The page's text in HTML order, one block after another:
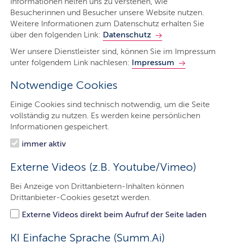
Besucherinnen und Besucher unsere Website nutzen.
Weitere Informationen zum Datenschutz erhalten Sie
über den folgenden Link: Datenschutz
Wer unsere Dienstleister sind, können Sie im Impressum
unter folgendem Link nachlesen: Impressum
Notwendige Cookies
Einige Cookies sind technisch notwendig, um die Seite
vollständig zu nutzen. Es werden keine persönlichen
Informationen gespeichert.
immer aktiv
Externe Videos (z.B. Youtube/Vimeo)
Bei Anzeige von Drittanbietern-Inhalten können
Drittanbieter-Cookies gesetzt werden.
Externe Videos direkt beim Aufruf der Seite laden
KI Einfache Sprache (Summ.Ai)
Start
Barrierefreiheit
Impressum
Kontakt
Transparenzportal
Wir fördern Transparenz und Innovation durch
Veröffentlichung schleswig-holsteinischer Daten in
offenen, freien und wiederverwendbaren Formaten.